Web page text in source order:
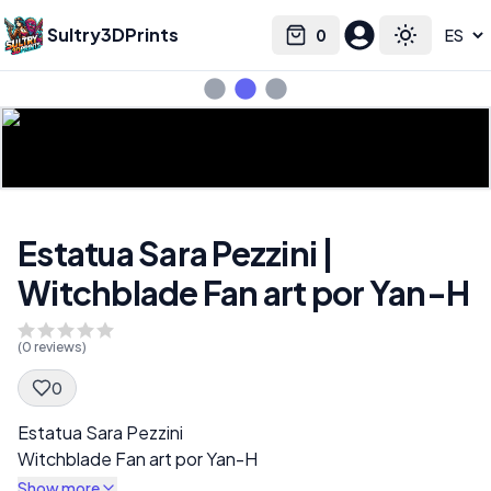
Sultry3DPrints 0
Cart Toggle
Select language
Estatua Sara Pezzini |
Witchblade Fan art por Yan-H
(0 reviews)
0
Spec Description
Estatua Sara Pezzini
Witchblade Fan art por Yan-H